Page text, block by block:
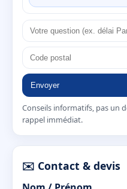
Envoyer
Conseils informatifs, pas un
rappel immédiat.
✉️ Contact & devis